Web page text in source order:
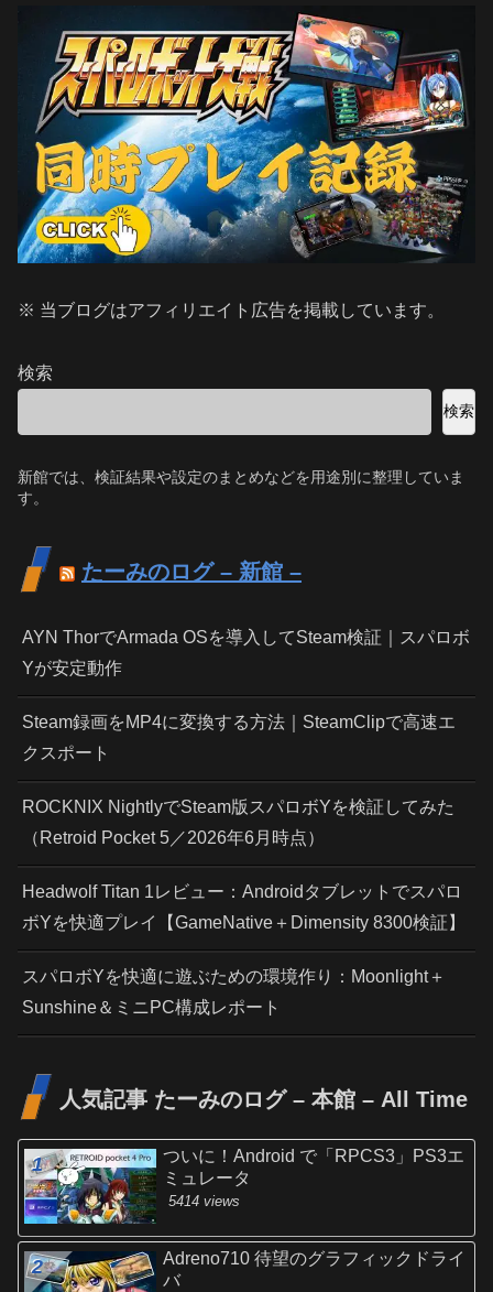
※ 当ブログはアフィリエイト広告を掲載しています。
検索
検索
新館では、検証結果や設定のまとめなどを用途別に整理していま
す。
たーみのログ – 新館 –
AYN ThorでArmada OSを導入してSteam検証｜スパロボ
Yが安定動作
Steam録画をMP4に変換する方法｜SteamClipで高速エ
クスポート
ROCKNIX NightlyでSteam版スパロボYを検証してみた
（Retroid Pocket 5／2026年6月時点）
Headwolf Titan 1レビュー：Androidタブレットでスパロ
ボYを快適プレイ【GameNative＋Dimensity 8300検証】
スパロボYを快適に遊ぶための環境作り：Moonlight＋
Sunshine＆ミニPC構成レポート
人気記事 たーみのログ – 本館 – All Time
ついに！Android で「RPCS3」PS3エ
ミュレータ
5414 views
Adreno710 待望のグラフィックドライ
バ